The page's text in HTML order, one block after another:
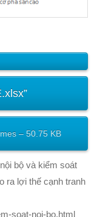
– 50.75 KB
bộ và kiểm soát
ra lợi thế cạnh tranh
soat-noi-bo.html